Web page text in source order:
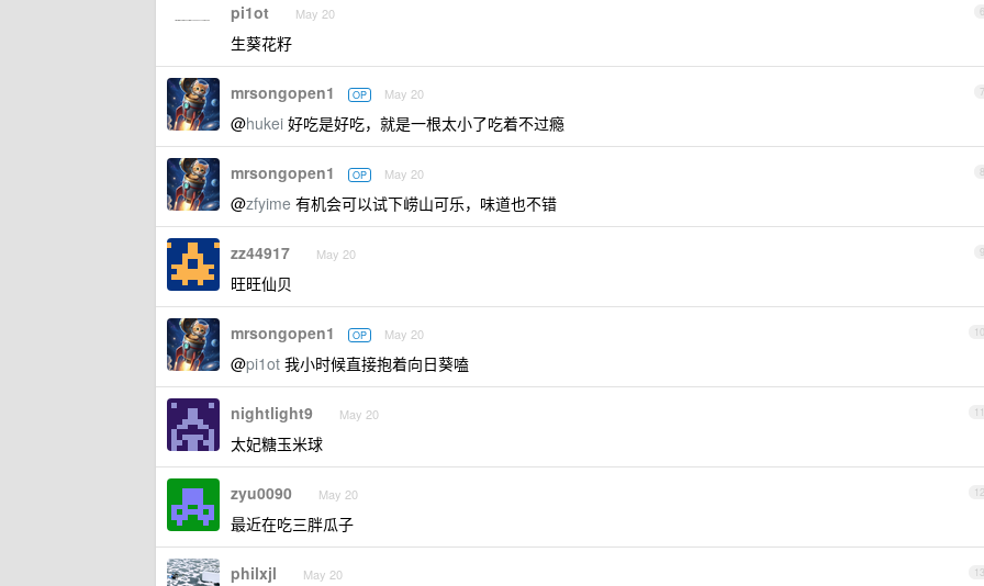
6
pi1ot May 20
生葵花籽
7
mrsongopen1 OP May 20
@hukei 好吃是好吃，就是一根太小了吃着不过瘾
8
mrsongopen1 OP May 20
@zfyime 有机会可以试下崂山可乐，味道也不错
9
zz44917 May 20
旺旺仙贝
10
mrsongopen1 OP May 20
@pi1ot 我小时候直接抱着向日葵嗑
11
nightlight9 May 20
太妃糖玉米球
12
zyu0090 May 20
最近在吃三胖瓜子
13
philxjl May 20